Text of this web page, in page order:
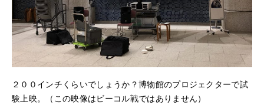
２００インチくらいでしょうか？博物館のプロジェクターで試
験上映。（この映像はビーコル戦ではありません）